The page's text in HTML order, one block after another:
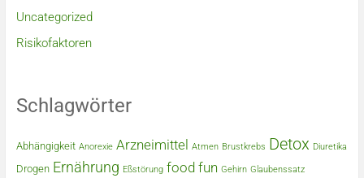
Uncategorized
Risikofaktoren
Schlagwörter
Abhängigkeit Anorexie Arzneimittel Atmen Brustkrebs Detox Diuretika
Drogen Ernährung Eßstörung food fun Gehirn Glaubenssatz